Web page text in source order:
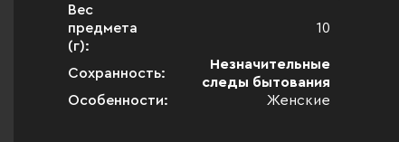
Вес
предмета
(г):
10
Сохранность:
Незначительные
следы бытования
Особенности:
Женские